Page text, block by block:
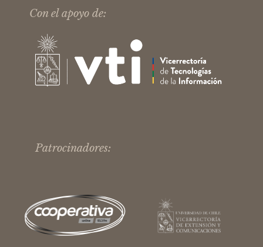
Con el apoyo de:
Patrocinadores: